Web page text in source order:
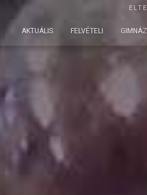
AKTUÁLIS FELVÉTELI